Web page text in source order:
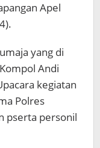
Apel
yang di
Andi
kegiatan
Polres
pserta personil